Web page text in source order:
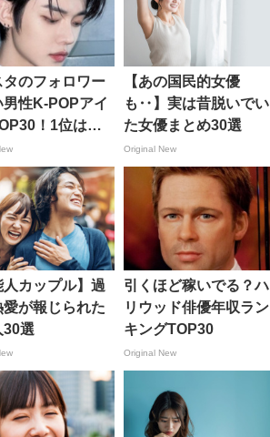
タのフォロワー
男性K-POPアイ
！1位はあ
プ
【あの国民的女優
も‥】実は昔脱いでい
た女優まとめ30選
Original New
人カップル】過
愛が報じられた
30選
引くほど稼いでる？ハ
リウッド俳優年収ラン
キングTOP30
Original New